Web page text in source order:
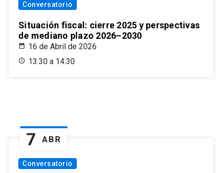
Conversatorio
Situación fiscal: cierre 2025 y perspectivas
de mediano plazo 2026–2030
16 de Abril de 2026
13:30 a 14:30
7 ABR
Conversatorio